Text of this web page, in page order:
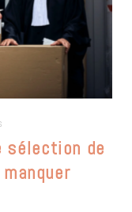
sélection de